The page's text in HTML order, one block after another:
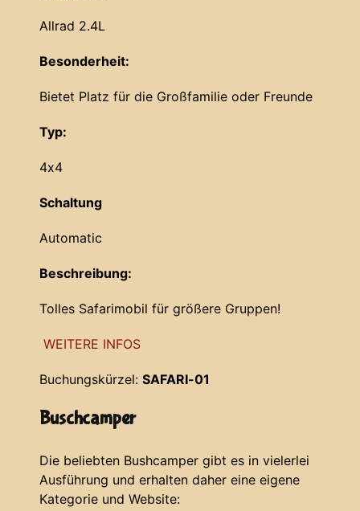
Allrad 2.4L
Besonderheit:
Bietet Platz für die Großfamilie oder Freunde
Typ:
4x4
Schaltung
Automatic
Beschreibung:
Tolles Safarimobil für größere Gruppen!
WEITERE INFOS
Buchungskürzel: SAFARI-01
Buschcamper
Die beliebten Bushcamper gibt es in vielerlei
Ausführung und erhalten daher eine eigene
Kategorie und Website: